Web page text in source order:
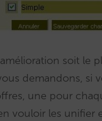
soit le
demandons, si
une pour
vouloir les unifier